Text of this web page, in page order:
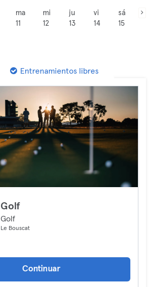
ma
11
mi
12
ju
13
vi
14
sá
15
Entrenamientos libres
Golf
Golf
Le Bouscat
Continuar